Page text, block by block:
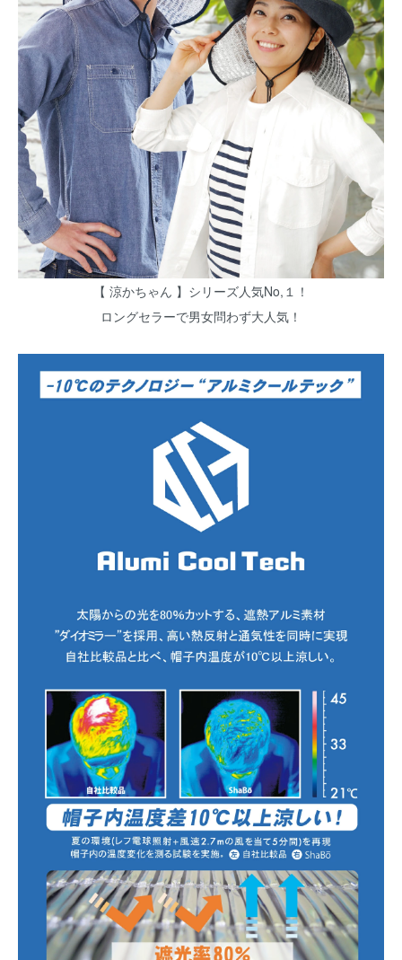
【 涼かちゃん 】シリーズ人気No,１！
ロングセラーで男女問わず大人気！